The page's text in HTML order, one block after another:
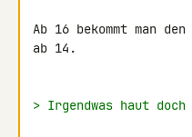
Ab 16 bekommt man
ab 14.
> Irgendwas haut